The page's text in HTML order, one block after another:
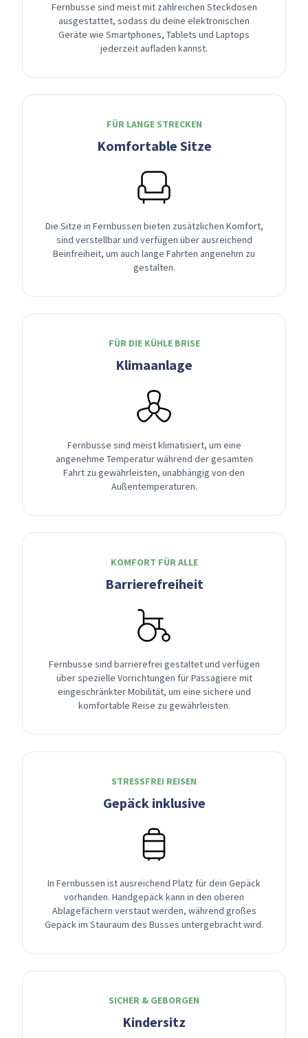
Fernbusse sind meist mit zahlreichen Steckdosen
ausgestattet, sodass du deine elektronischen
Geräte wie Smartphones, Tablets und Laptops
jederzeit aufladen kannst.
FÜR LANGE STRECKEN
Komfortable Sitze
Die Sitze in Fernbussen bieten zusätzlichen Komfort,
sind verstellbar und verfügen über ausreichend
Beinfreiheit, um auch lange Fahrten angenehm zu
gestalten.
FÜR DIE KÜHLE BRISE
Klimaanlage
Fernbusse sind meist klimatisiert, um eine
angenehme Temperatur während der gesamten
Fahrt zu gewährleisten, unabhängig von den
Außentemperaturen.
KOMFORT FÜR ALLE
Barrierefreiheit
Fernbusse sind barrierefrei gestaltet und verfügen
über spezielle Vorrichtungen für Passagiere mit
eingeschränkter Mobilität, um eine sichere und
komfortable Reise zu gewährleisten.
STRESSFREI REISEN
Gepäck inklusive
In Fernbussen ist ausreichend Platz für dein Gepäck
vorhanden. Handgepäck kann in den oberen
Ablagefächern verstaut werden, während großes
Gepäck im Stauraum des Busses untergebracht wird.
SICHER & GEBORGEN
Kindersitz